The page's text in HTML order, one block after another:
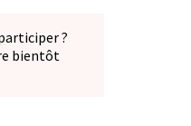
?
bientôt